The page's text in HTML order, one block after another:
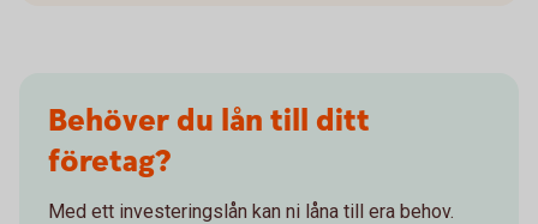
Behöver du lån till ditt
företag?
Med ett investeringslån kan ni låna till era behov.